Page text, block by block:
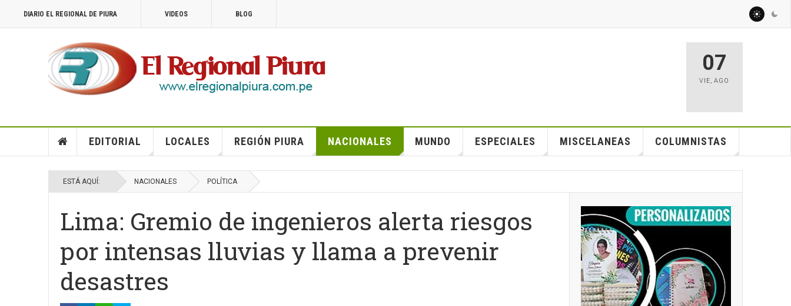
DIARIO EL REGIONAL DE PIURA VIDEOS BLOG
07
VIE,AGO
EDITORIAL LOCALES REGIÓN PIURA NACIONALES MUNDO ESPECIALES MISCELANEAS COLUMNISTAS
ESTÁ AQUÍ: NACIONALES POLÍTICA
Lima: Gremio de ingenieros alerta riesgos
por intensas lluvias y llama a prevenir
desastres